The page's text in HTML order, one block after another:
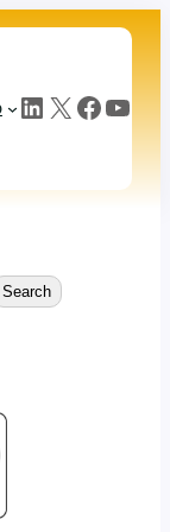
LinkedIn X Facebook YouTube
Search